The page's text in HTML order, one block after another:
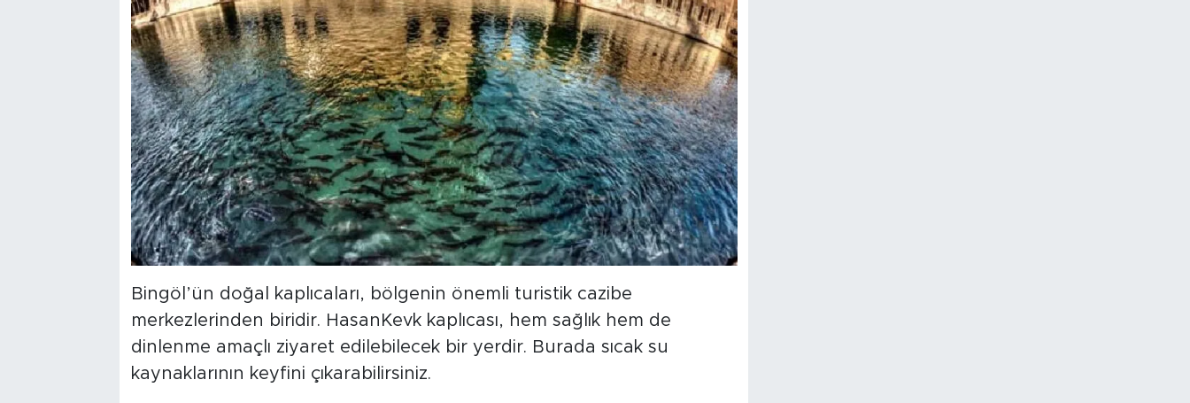
Bingöl’ün doğal kaplıcaları, bölgenin önemli turistik cazibe
merkezlerinden biridir. HasanKevk kaplıcası, hem sağlık hem de
dinlenme amaçlı ziyaret edilebilecek bir yerdir. Burada sıcak su
kaynaklarının keyfini çıkarabilirsiniz.